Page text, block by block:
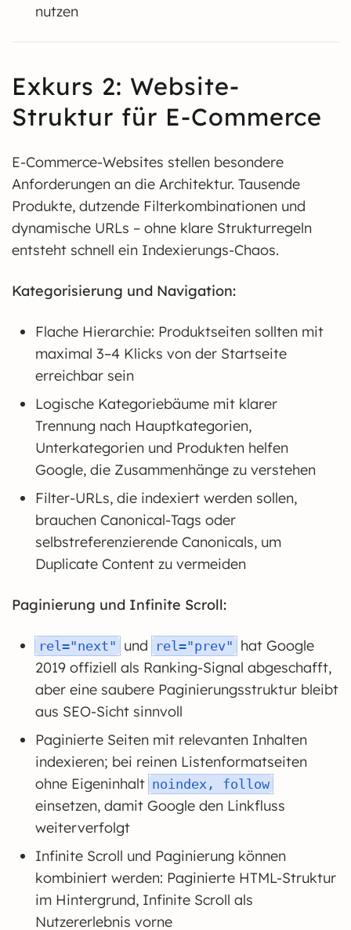
nutzen
Exkurs 2: Website-
Struktur für E-Commerce
E-Commerce-Websites stellen besondere
Anforderungen an die Architektur. Tausende
Produkte, dutzende Filterkombinationen und
dynamische URLs – ohne klare Strukturregeln
entsteht schnell ein Indexierungs-Chaos.
Kategorisierung und Navigation:
Flache Hierarchie: Produktseiten sollten mit
maximal 3–4 Klicks von der Startseite
erreichbar sein
Logische Kategoriebäume mit klarer
Trennung nach Hauptkategorien,
Unterkategorien und Produkten helfen
Google, die Zusammenhänge zu verstehen
Filter-URLs, die indexiert werden sollen,
brauchen Canonical-Tags oder
selbstreferenzierende Canonicals, um
Duplicate Content zu vermeiden
Paginierung und Infinite Scroll:
rel="next" und rel="prev" hat Google
2019 offiziell als Ranking-Signal abgeschafft,
aber eine saubere Paginierungsstruktur bleibt
aus SEO-Sicht sinnvoll
Paginierte Seiten mit relevanten Inhalten
indexieren; bei reinen Listenformatseiten
ohne Eigeninhalt noindex, follow
einsetzen, damit Google den Linkfluss
weiterverfolgt
Infinite Scroll und Paginierung können
kombiniert werden: Paginierte HTML-Struktur
im Hintergrund, Infinite Scroll als
Nutzererlebnis vorne